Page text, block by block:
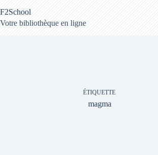
au
contenu
F2School
Votre bibliothèque en ligne
ÉTIQUETTE
magma